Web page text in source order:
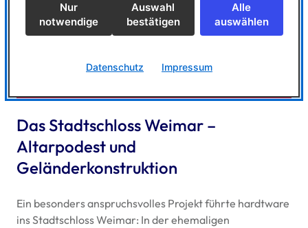
Das Stadtschloss Weimar –
Altarpodest und
Geländerkonstruktion
Ein besonders anspruchsvolles Projekt führte hardtware
ins Stadtschloss Weimar: In der ehemaligen
Nur
notwendige
Auswahl
bestätigen
Alle
auswählen
Datenschutz Impressum